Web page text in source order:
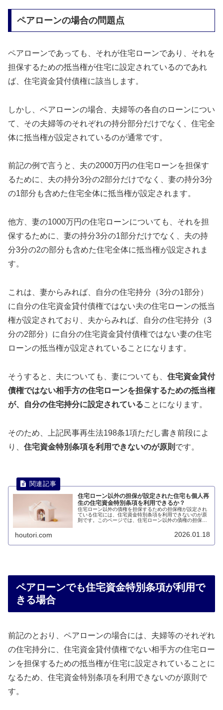
ペアローンの場合の問題点
ペアローンであっても、それが住宅ローンであり、それを
担保するための抵当権が住宅に設定されているのであれ
ば、住宅資金貸付債権に該当します。
しかし、ペアローンの場合、夫婦等の各自のローンについ
て、その夫婦等のそれぞれの持分部分だけでなく、住宅全
体に抵当権が設定されているのが通常です。
前記の例で言うと、夫の2000万円の住宅ローンを担保す
るために、夫の持分3分の2部分だけでなく、妻の持分3分
の1部分も含めた住宅全体に抵当権が設定されます。
他方、妻の1000万円の住宅ローンについても、それを担
保するために、妻の持分3分の1部分だけでなく、夫の持
分3分の2の部分も含めた住宅全体に抵当権が設定されま
す。
これは、妻からみれば、自分の住宅持分（3分の1部分）
に自分の住宅資金貸付債権ではない夫の住宅ローンの抵当
権が設定されており、夫からみれば、自分の住宅持分（3
分の2部分）に自分の住宅資金貸付債権ではない妻の住宅
ローンの抵当権が設定されていることになります。
そうすると、夫についても、妻についても、 住宅資金貸付
債権ではない相手方の住宅ローンを担保するための抵当権
が、自分の住宅持分に設定されていることになります。
そのため、上記民事再生法198条1項ただし書き前段によ
り、 住宅資金特別条項を利用できないのが原則 です。
住宅ローン以外の担保が設定された住宅も個人再
生の住宅資金特別条項を利用できるか？
住宅ローン以外の債権を担保するための担保権が設定され
ている住宅には、住宅資金特別条項を利用できないのが原
則です。このページでは、住宅ローン以外の債権の担保が
houtori.com 2026.01.18
ペアローンでも住宅資金特別条項が利用で
きる場合
前記のとおり、ペアローンの場合には、夫婦等のそれぞれ
の住宅持分に、住宅資金貸付債権でない相手方の住宅ロー
ンを担保するための抵当権が住宅に設定されていることに
なるため、住宅資金特別条項を利用できないのが原則で
す。